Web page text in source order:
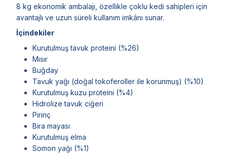
8 kg ekonomik ambalajı, özellikle çoklu kedi sahipleri için
avantajlı ve uzun süreli kullanım imkânı sunar.
İçindekiler
Kurutulmuş tavuk proteini (%26)
Mısır
Buğday
Tavuk yağı (doğal tokoferoller ile korunmuş) (%10)
Kurutulmuş kuzu proteini (%4)
Hidrolize tavuk ciğeri
Pirinç
Bira mayası
Kurutulmuş elma
Somon yağı (%1)